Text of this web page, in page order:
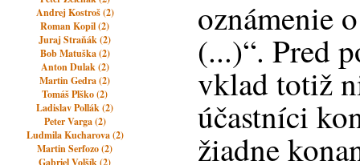
Andrej Kostroš (2)
Roman Kopil (2)
Juraj Straňák (2)
Bob Matuška (2)
Anton Dulak (2)
Martin Gedra (2)
Tomáš Plško (2)
Ladislav Pollák (2)
Peter Varga (2)
Ludmila Kucharova (2)
Martin Serfozo (2)
Gabriel Volšík (2)
oznámenie
(...)“. Pred
vklad totiž
účastníci
žiadne